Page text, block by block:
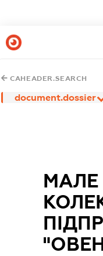
CAHEADER.SEARCH
document.dossier
МАЛЕ